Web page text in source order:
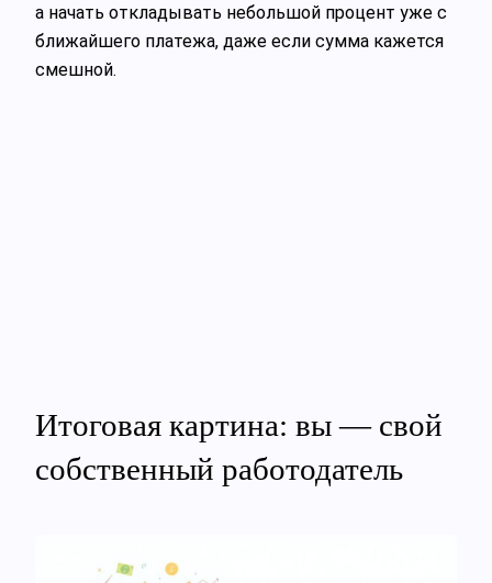
а начать откладывать небольшой процент уже с
ближайшего платежа, даже если сумма кажется
смешной.
Итоговая картина: вы — свой
собственный работодатель